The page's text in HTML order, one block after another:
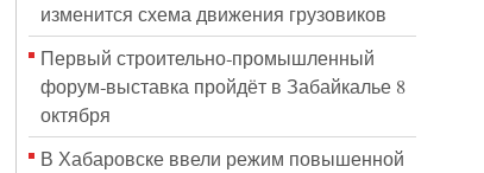
изменится схема движения грузовиков
Первый строительно‑промышленный
форум‑выставка пройдёт в Забайкалье 8
октября
В Хабаровске ввели режим повышенной